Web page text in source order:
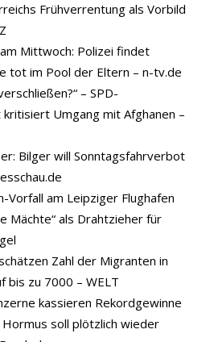
Frühverrentung als Vorbild
Mittwoch: Polizei findet
tot im Pool der Eltern – n-tv.de
– SPD-
Umgang mit Afghanen –
Bilger will Sonntagsfahrverbot
am Leipziger Flughafen
Mächte“ als Drahtzieher für
Zahl der Migranten in
bis zu 7000 – WELT
kassieren Rekordgewinne
soll plötzlich wieder